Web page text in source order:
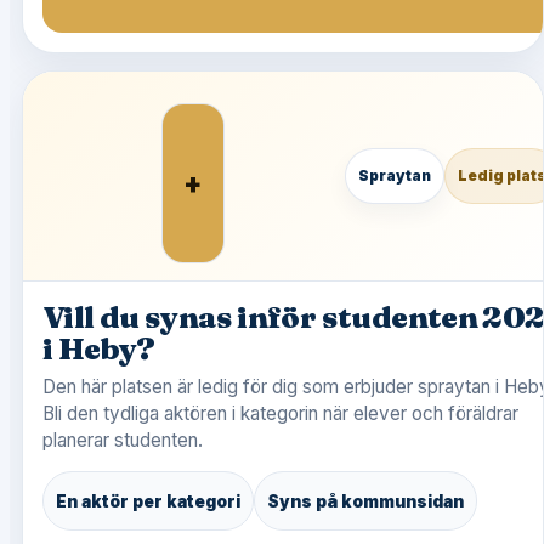
+ Spraytan Ledig
Vill du synas inför studenten
i Heby?
Den här platsen är ledig för dig som erbjuder spraytan i
Bli den tydliga aktören i kategorin när elever och föräldrar
planerar studenten.
En aktör per kategori Syns på kommunsidan